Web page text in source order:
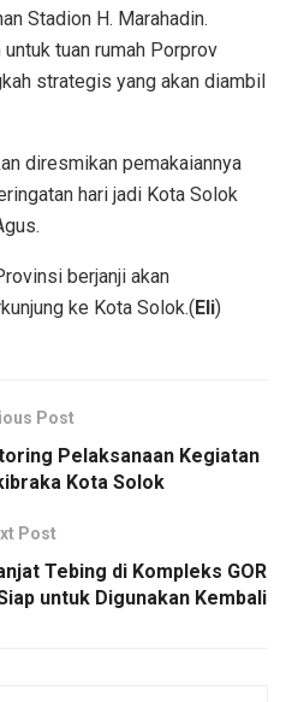
Stadion H. Marahadin.
tuan rumah Porprov
strategis yang akan diambil
diresmikan pemakaiannya
hari jadi Kota Solok
berjanji akan
ke Kota Solok.(Eli)
Post
Pelaksanaan Kegiatan
Kota Solok
Post
Tebing di Kompleks GOR
untuk Digunakan Kembali